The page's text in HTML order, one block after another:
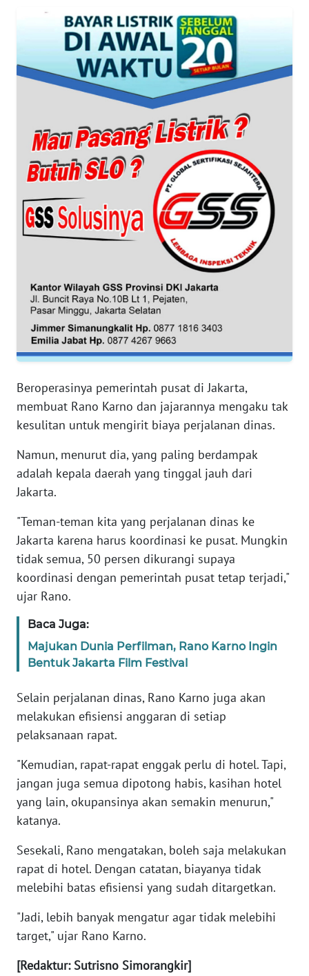
Beroperasinya pemerintah pusat di Jakarta,
membuat Rano Karno dan jajarannya mengaku tak
kesulitan untuk mengirit biaya perjalanan dinas.
Namun, menurut dia, yang paling berdampak
adalah kepala daerah yang tinggal jauh dari
Jakarta.
"Teman-teman kita yang perjalanan dinas ke
Jakarta karena harus koordinasi ke pusat. Mungkin
tidak semua, 50 persen dikurangi supaya
koordinasi dengan pemerintah pusat tetap terjadi,"
ujar Rano.
Baca Juga:
Majukan Dunia Perfilman, Rano Karno Ingin
Bentuk Jakarta Film Festival
Selain perjalanan dinas, Rano Karno juga akan
melakukan efisiensi anggaran di setiap
pelaksanaan rapat.
"Kemudian, rapat-rapat enggak perlu di hotel. Tapi,
jangan juga semua dipotong habis, kasihan hotel
yang lain, okupansinya akan semakin menurun,"
katanya.
Sesekali, Rano mengatakan, boleh saja melakukan
rapat di hotel. Dengan catatan, biayanya tidak
melebihi batas efisiensi yang sudah ditargetkan.
"Jadi, lebih banyak mengatur agar tidak melebihi
target," ujar Rano Karno.
[Redaktur: Sutrisno Simorangkir]
WN
WN
NTT
WN
WN
WN
PAPUA
BARAT
WN
RIAU
WN
SERAMBI
WN
WN
NTB
WN
SULTENG
WN
SULBAR
WN
BABEL
SUMBAR
WN
SUMSEL
WN
BENGKULU
WN
LAMPUNG
WN